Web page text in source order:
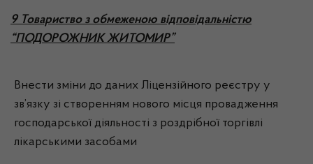
9 Товариство з обмеженою відповідальністю
“ПОДОРОЖНИК ЖИТОМИР”
Внести зміни до даних Ліцензійного реєстру у
зв’язку зі створенням нового місця провадження
господарської діяльності з роздрібної торгівлі
лікарськими засобами